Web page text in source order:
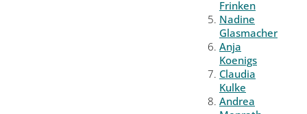
Frinken
Nadine
Glasmacher
Anja
Koenigs
Claudia
Kulke
Andrea